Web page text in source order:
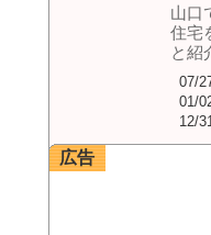
山口
住宅
と紹
07/
01/
12/
広告